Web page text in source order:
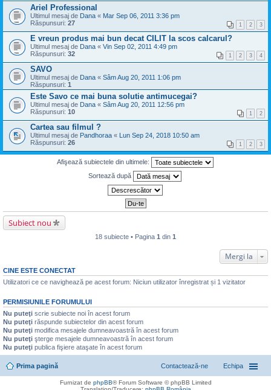
Ariel Professional
Ultimul mesaj de Dana « Mar Sep 06, 2011 3:36 pm
Răspunsuri: 27 1 2 3
E vreun produs mai bun decat CILIT la scos calcarul?
Ultimul mesaj de Dana « Vin Sep 02, 2011 4:49 pm
Răspunsuri: 32 1 2 3 4
SAVO
Ultimul mesaj de Dana « Sâm Aug 20, 2011 1:06 pm
Răspunsuri: 1
Este Savo ce mai buna solutie antimucegai?
Ultimul mesaj de Dana « Sâm Aug 20, 2011 12:56 pm
Răspunsuri: 10 1 2
Cartea sau filmul ?
Ultimul mesaj de Pandhoraa « Lun Sep 24, 2018 10:50 am
Răspunsuri: 26 1 2 3
Afişează subiectele din ultimele:
Sortează după
Subiect nou
18 subiecte • Pagina 1 din 1
Mergi la
CINE ESTE CONECTAT
Utilizatori ce ce navighează pe acest forum: Niciun utilizator înregistrat și 1 vizitator
PERMISIUNILE FORUMULUI
Nu puteţi scrie subiecte noi în acest forum
Nu puteţi răspunde subiectelor din acest forum
Nu puteţi modifica mesajele dumneavoastră în acest forum
Nu puteţi şterge mesajele dumneavoastră în acest forum
Nu puteţi publica fişiere ataşate în acest forum
Prima pagină Echipa
Contactează-ne
Furnizat de phpBB® Forum Software © phpBB Limited